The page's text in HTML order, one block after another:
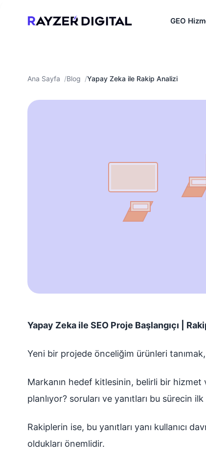
GEO
Ana Sayfa Blog Yapay Zeka ile Rakip Analizi
Yapay Zeka ile SEO Proje Başlangıçı |
Yeni bir projede önceliğim ürünleri
Markanın hedef kitlesinin, belirli bir hizmet
planlıyor? soruları ve yanıtları bu sürecin ilk
Rakiplerin ise, bu yanıtları yanı kullanıcı
oldukları önemlidir.